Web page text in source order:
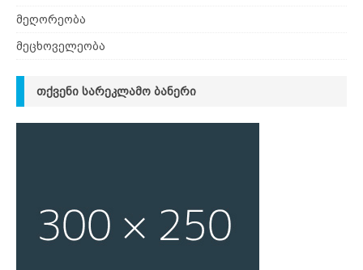
მეღორეობა
მეცხოველეობა
ᲗᲥᲕᲔᲜᲘ ᲡᲐᲠᲔᲙᲚᲐᲛᲝ ᲑᲐᲜᲔᲠᲘ